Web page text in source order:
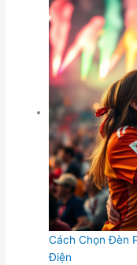
Cách Chọn Đèn
Điện